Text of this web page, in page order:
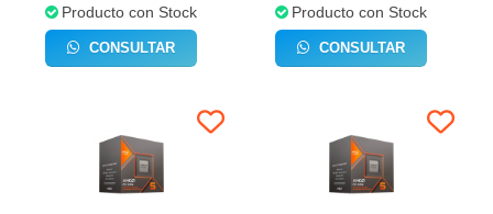
Producto con Stock
CONSULTAR
Producto con Stock
CONSULTAR